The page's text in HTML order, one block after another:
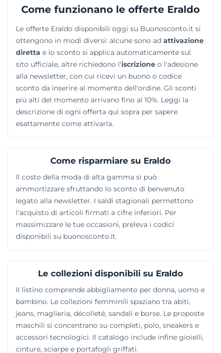
sneakers di tendenza. Il catalogo si spinge oltre il
alla moda e gioielli rifiniti. I pezzi disponibili
soddisfano le aspettative di un pubblico sofisticato,
alla ricerca di prodotti elitari adatti alle occasioni
importanti.
Come funzionano le offerte Eraldo
Le offerte Eraldo disponibili oggi su Buonosconto.it si
ottengono in modi diversi: alcune sono ad attivazione
diretta e lo sconto si applica automaticamente sul
sito ufficiale, altre richiedono l'iscrizione o l'adesione
alla newsletter, con cui ricevi un buono o codice
sconto da inserire al momento dell'ordine. Gli sconti
più alti del momento arrivano fino al 10%. Leggi la
descrizione di ogni offerta qui sopra per sapere
esattamente come attivarla.
Come risparmiare su Eraldo
Il costo della moda di alta gamma si può
ammortizzare sfruttando lo sconto di benvenuto
legato alla newsletter. I saldi stagionali permettono
l'acquisto di articoli firmati a cifre inferiori. Per
massimizzare le tue occasioni, preleva i codici
disponibili su buonosconto.it.
Le collezioni disponibili su Eraldo
Il listino comprende abbigliamento per donna, uomo e
bambino. Le collezioni femminili spaziano tra abiti,
jeans, maglieria, décolleté, sandali e borse. Le proposte
maschili si concentrano su completi, polo, sneakers e
accessori tecnologici. Il catalogo include infine gioielli,
cinture, sciarpe e portafogli griffati.